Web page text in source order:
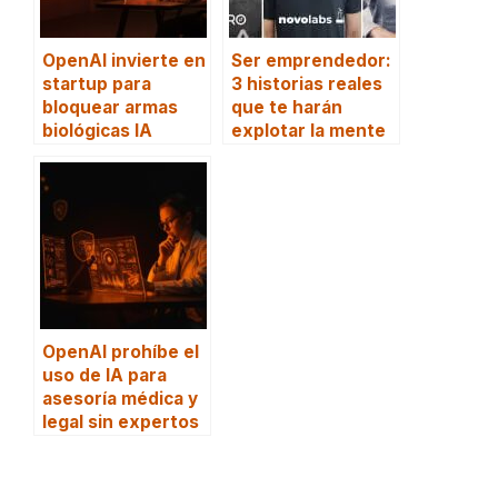
OpenAI invierte en
startup para
bloquear armas
biológicas IA
Ser emprendedor:
3 historias reales
que te harán
explotar la mente
OpenAI prohíbe el
uso de IA para
asesoría médica y
legal sin expertos